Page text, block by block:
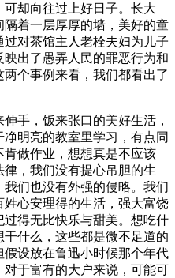
却向往过上好日子。长大
着一层厚厚的墙，美好的童
对茶馆主人老栓夫妇为儿子
出了愚弄人民的罪恶行为和
个事例来看，我们都看出了
手，饭来张口的美好生活，
明亮的教室里学习，有点同
做作业，想想真是不应该
，我们没有提心吊胆的生
们也没有外强的侵略。我们
心安理得的生活，强大富饶
得无比快乐与甜美。想吃什
什么，这些都是微不足道的
设放在鲁迅小时候那个年代
于富有的大户来说，可能可